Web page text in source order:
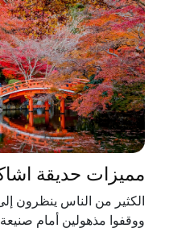
مميزات حديقة
الكثير من الناس ينظرون
ووقفوا مذهولين أمام